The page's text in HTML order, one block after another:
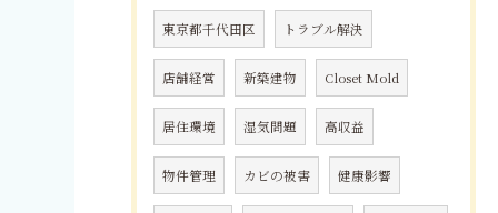
東京都千代田区 トラブル解決
店舗経営 新築建物 Closet Mold
居住環境 湿気問題 高収益
物件管理 カビの被害 健康影響